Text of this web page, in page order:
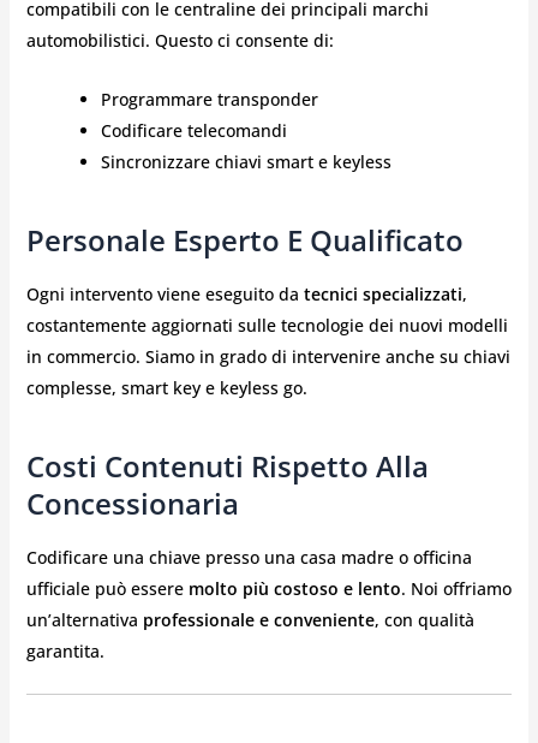
compatibili con le centraline dei principali marchi
automobilistici. Questo ci consente di:
Programmare transponder
Codificare telecomandi
Sincronizzare chiavi smart e keyless
Personale Esperto E Qualificato
Ogni intervento viene eseguito da tecnici specializzati,
costantemente aggiornati sulle tecnologie dei nuovi modelli
in commercio. Siamo in grado di intervenire anche su chiavi
complesse, smart key e keyless go.
Costi Contenuti Rispetto Alla
Concessionaria
Codificare una chiave presso una casa madre o officina
ufficiale può essere molto più costoso e lento. Noi offriamo
un’alternativa professionale e conveniente, con qualità
garantita.